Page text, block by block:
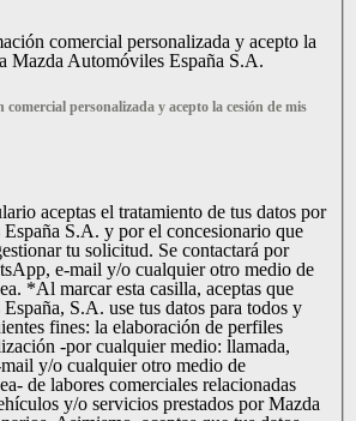
comercial personalizada y acepto la
Mazda Automóviles España S.A.
personalizada y acepto la cesión de mis
aceptas el tratamiento de tus datos por
S.A. y por el concesionario que
tu solicitud. Se contactará por
e-mail y/o cualquier otro medio de
que
S.A. use tus datos para todos y
fines: la elaboración de perfiles
-por cualquier medio: llamada,
y/o cualquier otro medio de
de labores comerciales relacionadas
y/o servicios prestados por Mazda